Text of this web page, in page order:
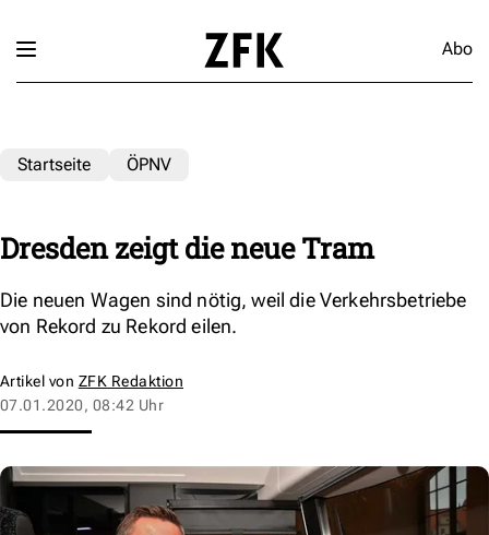
Abo
Startseite ÖPNV
Dresden zeigt die neue Tram
Die neuen Wagen sind nötig, weil die Verkehrsbetriebe
von Rekord zu Rekord eilen.
Artikel von ZFK Redaktion
07.01.2020, 08:42 Uhr